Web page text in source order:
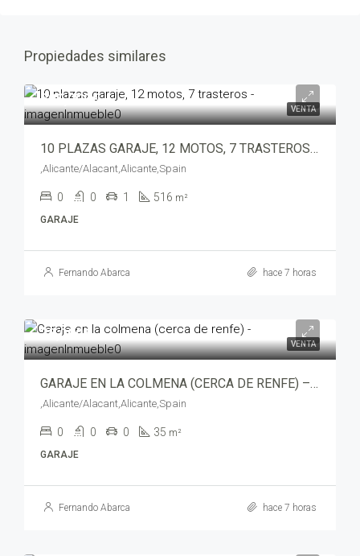
Propiedades similares
VENTA
300,000€
10 PLAZAS GARAJE, 12 MOTOS, 7 TRASTEROS – 8011-4359
,Alicante/Alacant,Alicante,Spain
0 0 1 516 m²
GARAJE
Fernando Abarca hace 7 horas
VENTA
35,000€
GARAJE EN LA COLMENA (CERCA DE RENFE) – 11654-2599
,Alicante/Alacant,Alicante,Spain
0 0 0 35 m²
GARAJE
Fernando Abarca hace 7 horas